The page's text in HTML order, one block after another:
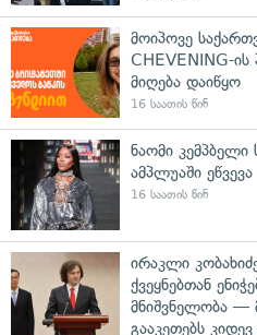
მოიპოვე
CHEVENING-ის
მიღება დაიწყო
16 საათის წინ
ნაომი
ამპლუაში ეწვევა
16 საათის წინ
ირაკლი
ქვეყნებთან
მნიშვნელობა —
გააკეთებს